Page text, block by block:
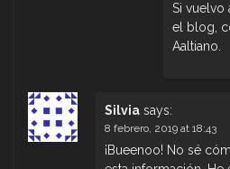
Si vuelvo
el blog,
Aaltiano.
Silvia says:
8 febrero, 2019 at 18:43
¡Bueenoo! No sé